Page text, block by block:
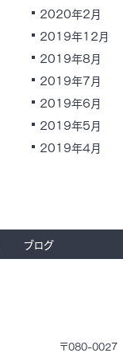
2020年2月
2019年12月
2019年8月
2019年7月
2019年6月
2019年5月
2019年4月
ブログ
〒080-0027